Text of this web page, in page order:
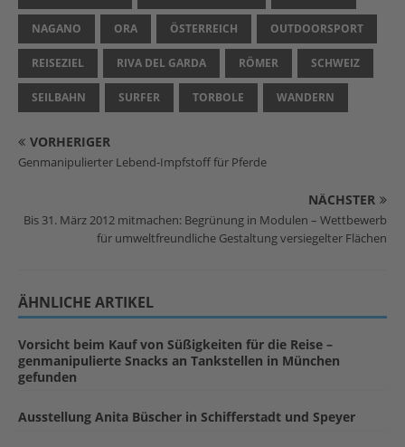
NAGANO ORA ÖSTERREICH OUTDOORSPORT
REISEZIEL RIVA DEL GARDA RÖMER SCHWEIZ
SEILBAHN SURFER TORBOLE WANDERN
VORHERIGER
Genmanipulierter Lebend-Impfstoff für Pferde
NÄCHSTER
Bis 31. März 2012 mitmachen: Begrünung in Modulen – Wettbewerb
für umweltfreundliche Gestaltung versiegelter Flächen
ÄHNLICHE ARTIKEL
Vorsicht beim Kauf von Süßigkeiten für die Reise –
genmanipulierte Snacks an Tankstellen in München
gefunden
Ausstellung Anita Büscher in Schifferstadt und Speyer